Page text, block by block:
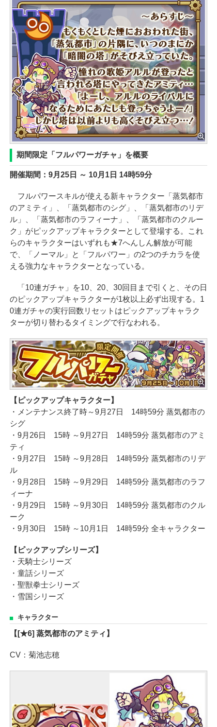
期間限定「フルパワーガチャ」を概要
開催期間：9月25日 ～ 10月1日 14時59分
フルパワースキルが使える新キャラクター「蒸気都市
のアミティ」、「蒸気都市のシグ」、「蒸気都市のリデ
ル」、「蒸気都市のラフィーナ」、「蒸気都市のクルー
ク」がピックアップキャラクターとして登場する。これ
らのキャラクターはいずれも★7へんしん解放が可能
で、「ノーマル」と「フルパワー」の2つのチカラを使
える強力なキャラクターとなっている。
「10連ガチャ」を10、20、30回目まで引くと、その日
のピックアップキャラクターが1枚以上必ず出現する。1
0連ガチャの実行回数リセットはピックアップキャラク
ターが切り替わるタイミングで行なわれる。
【ピックアップキャラクター】
・メンテナンス終了時～9月27日 14時59分 蒸気都市の
シグ
・9月26日 15時 ～9月27日 14時59分 蒸気都市のアミ
ティ
・9月27日 15時 ～9月28日 14時59分 蒸気都市のリデ
ル
・9月28日 15時 ～9月29日 14時59分 蒸気都市のラフ
ィーナ
・9月29日 15時 ～9月30日 14時59分 蒸気都市のクル
ーク
・9月30日 15時 ～10月1日 14時59分 全キャラクター
【ピックアップシリーズ】
・天騎士シリーズ
・童話シリーズ
・聖獣拳士シリーズ
・雪国シリーズ
キャラクター
【[★6] 蒸気都市のアミティ】
CV：菊池志穂